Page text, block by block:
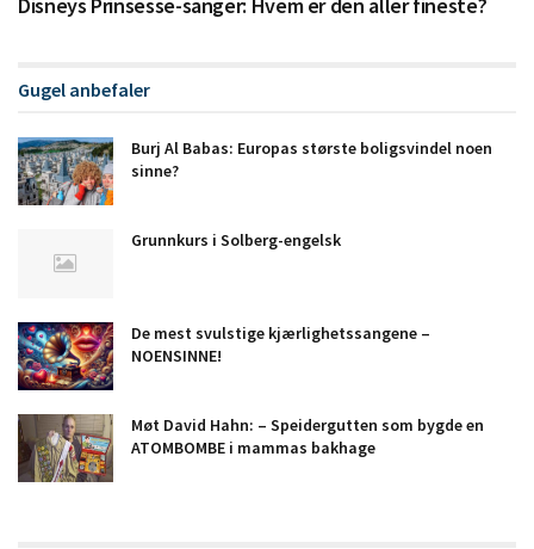
Disneys Prinsesse-sanger: Hvem er den aller fineste?
Gugel anbefaler
Burj Al Babas: Europas største boligsvindel noen
sinne?
Grunnkurs i Solberg-engelsk
De mest svulstige kjærlighetssangene –
NOENSINNE!
Møt David Hahn: – Speidergutten som bygde en
ATOMBOMBE i mammas bakhage